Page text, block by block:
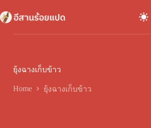
to
content
ยุ้งฉางเก็บข้าว
Home ยุ้งฉางเก็บข้าว